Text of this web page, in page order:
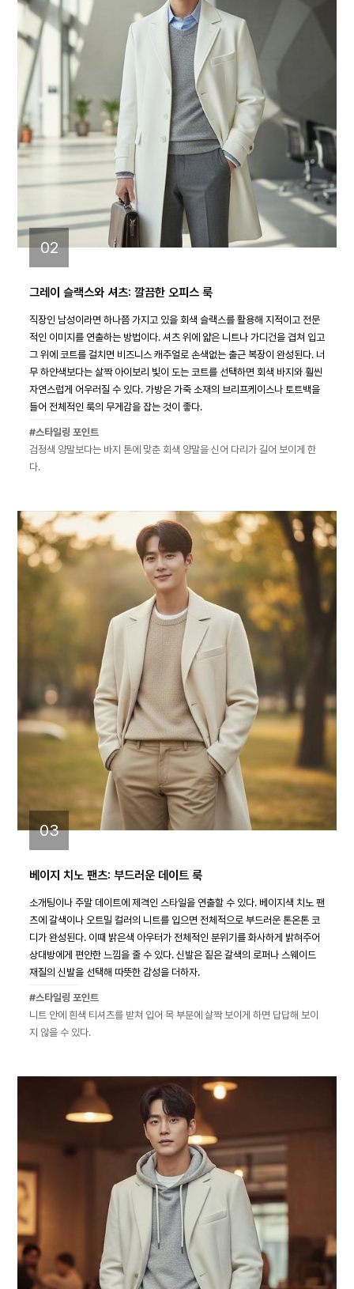
02
그레이 슬랙스와 셔츠: 깔끔한 오피스 룩
직장인 남성이라면 하나쯤 가지고 있을 회색 슬랙스를 활용해 지적이고 전문
적인 이미지를 연출하는 방법이다. 셔츠 위에 얇은 니트나 가디건을 겹쳐 입고
그 위에 코트를 걸치면 비즈니스 캐주얼로 손색없는 출근 복장이 완성된다. 너
무 하얀색보다는 살짝 아이보리 빛이 도는 코트를 선택하면 회색 바지와 훨씬
자연스럽게 어우러질 수 있다. 가방은 가죽 소재의 브리프케이스나 토트백을
들어 전체적인 룩의 무게감을 잡는 것이 좋다.
#스타일링 포인트
검정색 양말보다는 바지 톤에 맞춘 회색 양말을 신어 다리가 길어 보이게 한
다.
03
베이지 치노 팬츠: 부드러운 데이트 룩
소개팅이나 주말 데이트에 제격인 스타일을 연출할 수 있다. 베이지색 치노 팬
츠에 갈색이나 오트밀 컬러의 니트를 입으면 전체적으로 부드러운 톤온톤 코
디가 완성된다. 이때 밝은색 아우터가 전체적인 분위기를 화사하게 밝혀주어
상대방에게 편안한 느낌을 줄 수 있다. 신발은 짙은 갈색의 로퍼나 스웨이드
재질의 신발을 선택해 따뜻한 감성을 더하자.
#스타일링 포인트
니트 안에 흰색 티셔츠를 받쳐 입어 목 부분에 살짝 보이게 하면 답답해 보이
지 않을 수 있다.